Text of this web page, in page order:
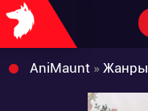
AniMaunt » Жанры